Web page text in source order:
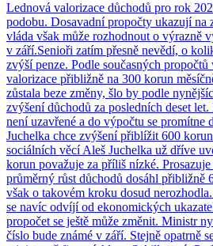
Lednová valorizace důchodů pro rok
podobu. Dosavadní propočty ukazují na
vláda však může rozhodnout o výrazně
v září.Senioři zatím přesně nevědí, o
zvýší penze. Podle současných
valorizace přibližně na 300 korun
zůstala beze změny, šlo by podle
zvýšení důchodů za posledních deset
není uzavřené a do výpočtu se
Juchelka chce zvýšení přiblížit 600
sociálních věcí Aleš Juchelka už dříve
korun považuje za příliš nízké.
průměrný růst důchodů dosáhl přibližně
však o takovém kroku dosud
se navíc odvíjí od ekonomických
propočet se ještě může změnit. Ministr
číslo bude známé v září. Stejně opatrně